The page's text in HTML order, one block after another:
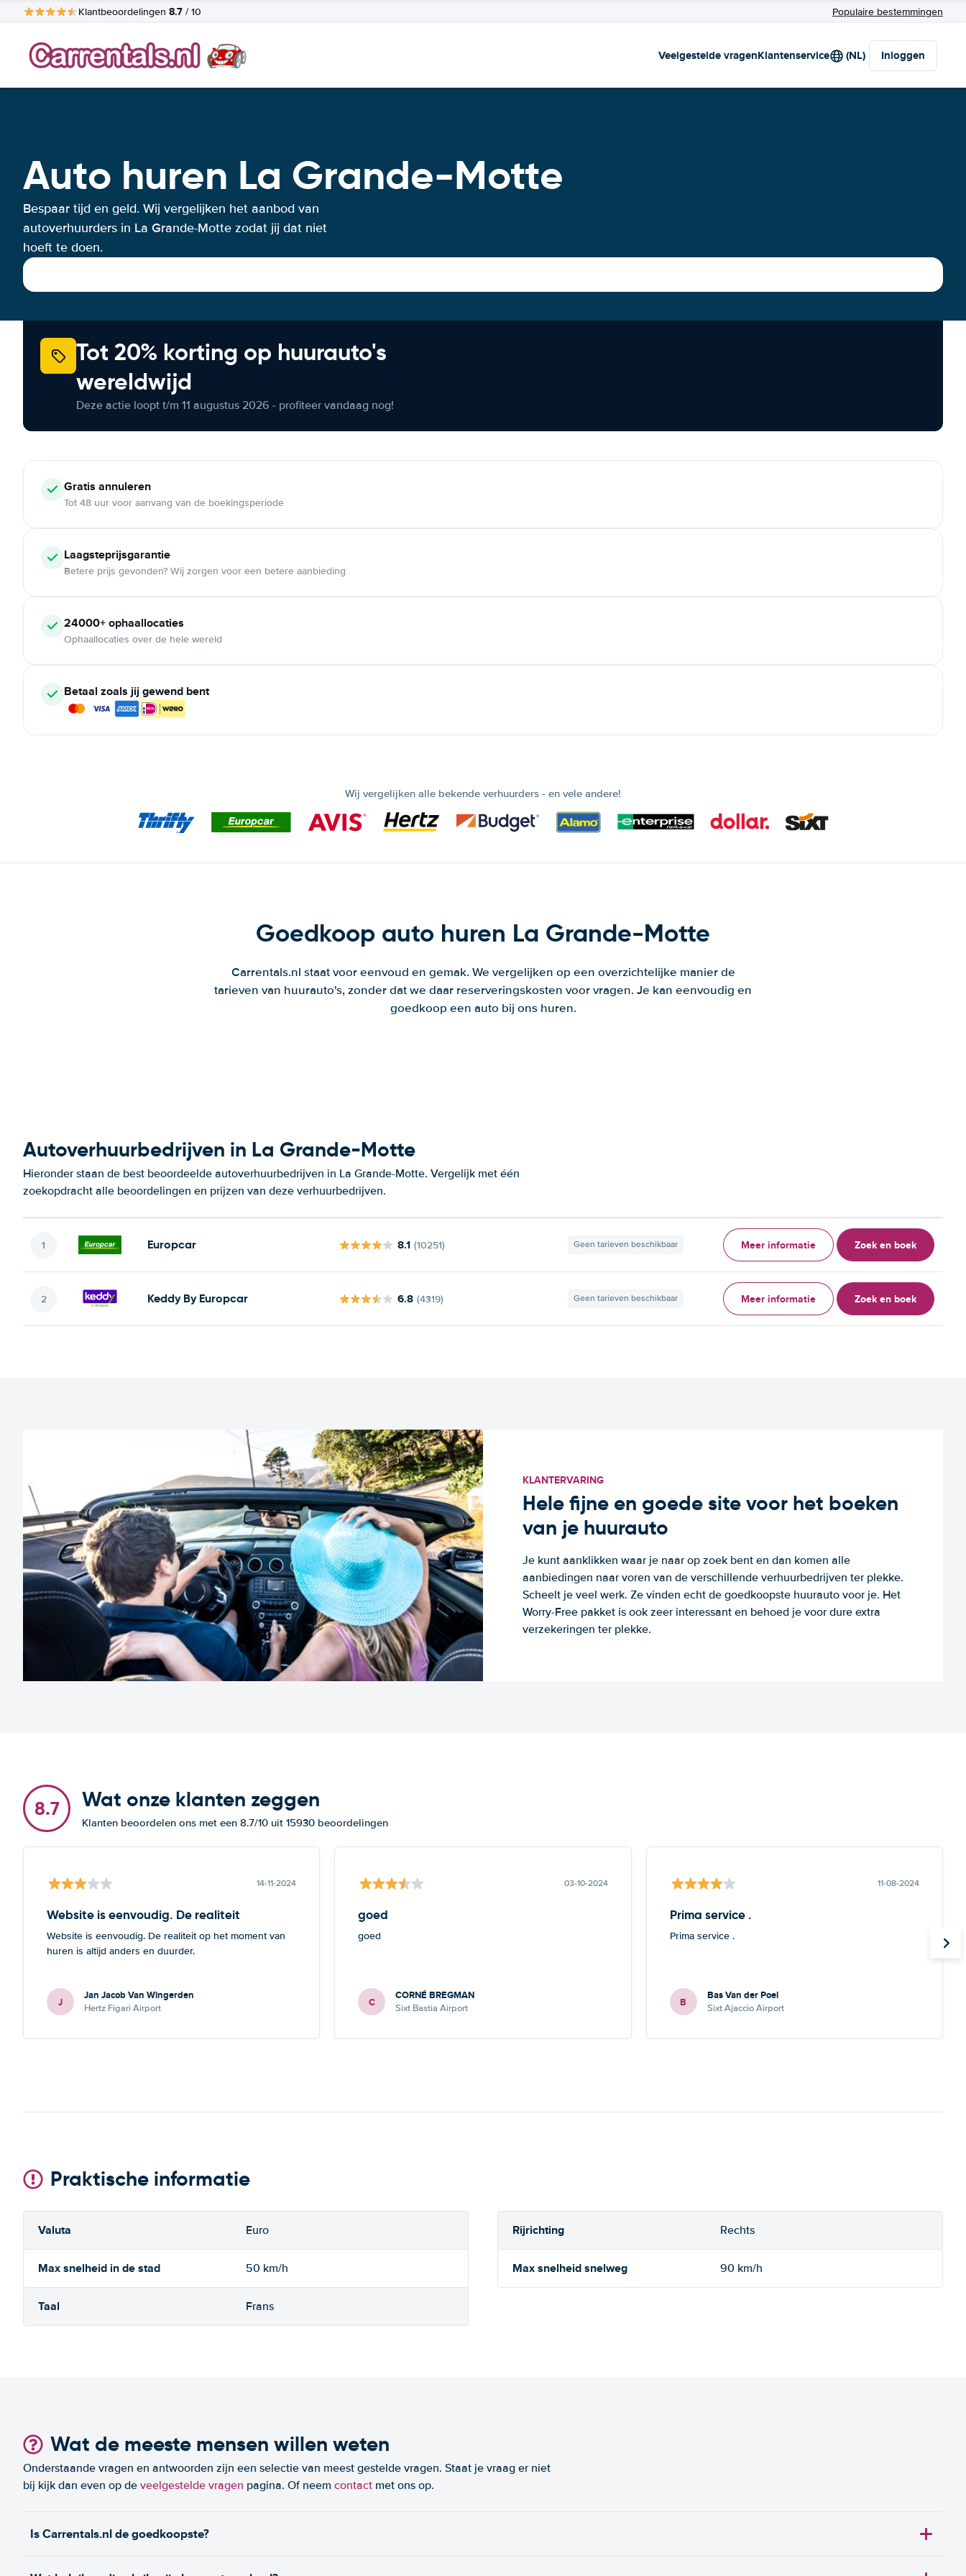
Klantbeoordelingen 8.7 / 10 Populaire bestemmingen
Veelgestelde vragenKlantenservice (NL) Inloggen
Auto huren La Grande-Motte
Bespaar tijd en geld. Wij vergelijken het aanbod van
autoverhuurders in La Grande-Motte zodat jij dat niet
hoeft te doen.
Tot 20% korting op huurauto's
wereldwijd
Deze actie loopt t/m 11 augustus 2026 - profiteer vandaag nog!
Gratis annuleren
Tot 48 uur voor aanvang van de boekingsperiode
Laagsteprijsgarantie
Betere prijs gevonden? Wij zorgen voor een betere aanbieding
24000+ ophaallocaties
Ophaallocaties over de hele wereld
Betaal zoals jij gewend bent
Wij vergelijken alle bekende verhuurders - en vele andere!
Goedkoop auto huren La Grande-Motte
Carrentals.nl staat voor eenvoud en gemak. We vergelijken op een overzichtelijke manier de
tarieven van huurauto's, zonder dat we daar reserveringskosten voor vragen. Je kan eenvoudig en
goedkoop een auto bij ons huren.
Autoverhuurbedrijven in La Grande-Motte
Hieronder staan de best beoordeelde autoverhuurbedrijven in La Grande-Motte. Vergelijk met één
zoekopdracht alle beoordelingen en prijzen van deze verhuurbedrijven.
Europcar 8.1 (10251) Geen tarieven beschikbaar Meer informatie Zoek en boek
Keddy By Europcar 6.8 (4319) Geen tarieven beschikbaar Meer informatie Zoek en boek
KLANTERVARING
Hele fijne en goede site voor het boeken
van je huurauto
Je kunt aanklikken waar je naar op zoek bent en dan komen alle
aanbiedingen naar voren van de verschillende verhuurbedrijven ter plekke.
Scheelt je veel werk. Ze vinden echt de goedkoopste huurauto voor je. Het
Worry-Free pakket is ook zeer interessant en behoed je voor dure extra
verzekeringen ter plekke.
8.7 Wat onze klanten zeggen
Klanten beoordelen ons met een 8.7/10 uit 15930 beoordelingen
14-11-2024
Website is eenvoudig. De realiteit
Website is eenvoudig. De realiteit op het moment van
huren is altijd anders en duurder.
J Jan Jacob Van Wingerden
Hertz Figari Airport
03-10-2024
goed
goed
C CORNÉ BREGMAN
Sixt Bastia Airport
11-08-2024
Prima service .
Prima service .
B Bas Van der Poel
Sixt Ajaccio Airport
Praktische informatie
Valuta Euro Rijrichting Rechts
Max snelheid in de stad 50 km/h Max snelheid snelweg 90 km/h
Taal Frans
Wat de meeste mensen willen weten
Onderstaande vragen en antwoorden zijn een selectie van meest gestelde vragen. Staat je vraag er niet
bij kijk dan even op de veelgestelde vragen pagina. Of neem contact met ons op.
Is Carrentals.nl de goedkoopste?